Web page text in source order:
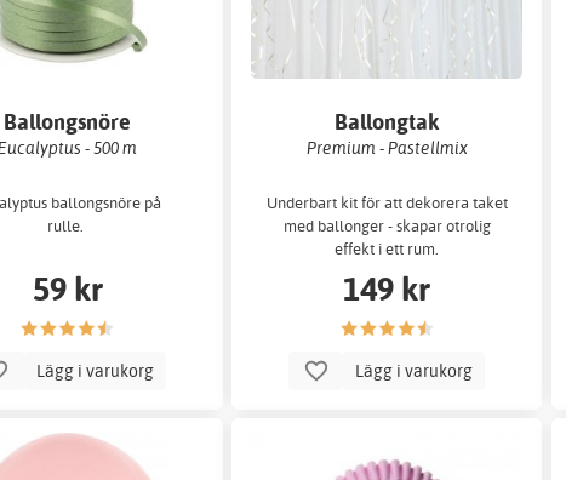
Ballongsnöre
- 500 m
ballongsnöre på
rulle.
59 kr
Lägg i varukorg
Ballongtak
Premium - Pastellmix
Underbart kit för att dekorera taket
med ballonger - skapar otrolig
effekt i ett rum.
149 kr
Lägg i varukorg